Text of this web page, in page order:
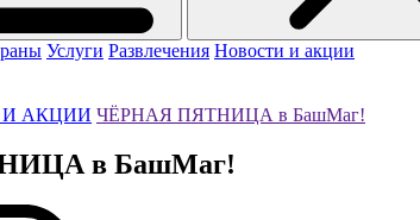
Услуги Развлечения Новости и акции
АКЦИИ ЧЁРНАЯ ПЯТНИЦА в БашМаг!
в БашМаг!